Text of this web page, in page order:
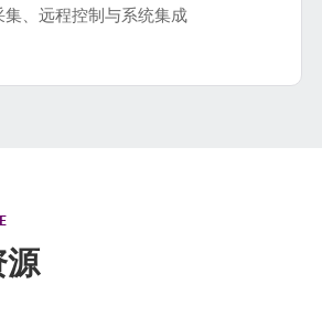
集、远程控制与系统集成
源